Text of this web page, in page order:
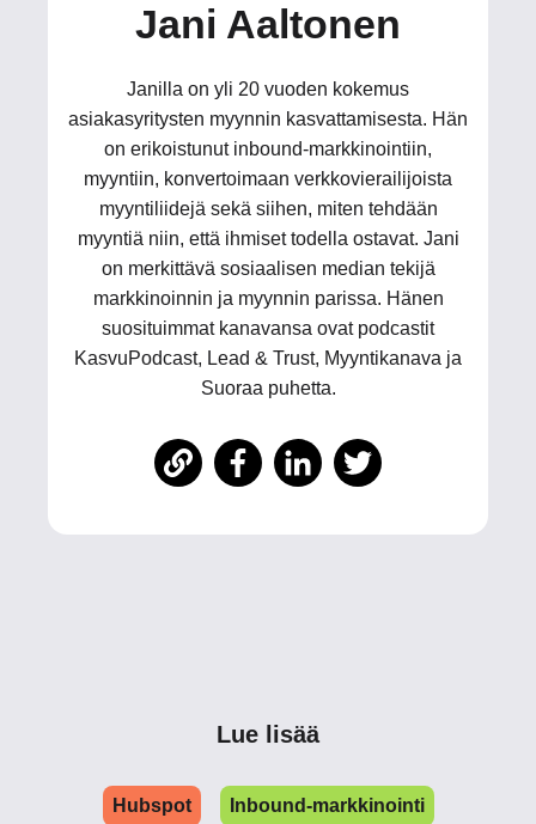
Jani Aaltonen
Janilla on yli 20 vuoden kokemus
asiakasyritysten myynnin kasvattamisesta. Hän
on erikoistunut inbound-markkinointiin,
myyntiin, konvertoimaan verkkovierailijoista
myyntiliidejä sekä siihen, miten tehdään
myyntiä niin, että ihmiset todella ostavat. Jani
on merkittävä sosiaalisen median tekijä
markkinoinnin ja myynnin parissa. Hänen
suosituimmat kanavansa ovat podcastit
KasvuPodcast, Lead & Trust, Myyntikanava ja
Suoraa puhetta.
Lue lisää
Hubspot Inbound-markkinointi